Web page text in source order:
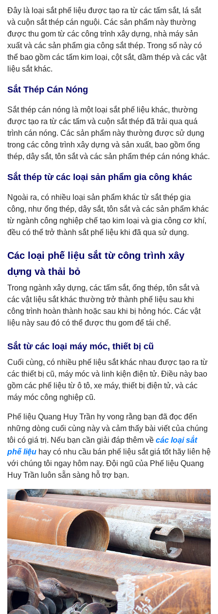
Đây là loại sắt phế liệu được tạo ra từ các tấm sắt, lá sắt
và cuộn sắt thép cán nguội. Các sản phẩm này thường
được thu gom từ các công trình xây dựng, nhà máy sản
xuất và các sản phẩm gia công sắt thép. Trong số này có
thể bao gồm các tấm kim loại, cột sắt, dầm thép và các vật
liệu sắt khác.
Sắt Thép Cán Nóng
Sắt thép cán nóng là một loại sắt phế liệu khác, thường
được tạo ra từ các tấm và cuộn sắt thép đã trải qua quá
trình cán nóng. Các sản phẩm này thường được sử dụng
trong các công trình xây dựng và sản xuất, bao gồm ống
thép, dây sắt, tôn sắt và các sản phẩm thép cán nóng khác.
Sắt thép từ các loại sản phẩm gia công khác
Ngoài ra, có nhiều loại sản phẩm khác từ sắt thép gia
công, như ống thép, dây sắt, tôn sắt và các sản phẩm khác
từ ngành công nghiệp chế tạo kim loại và gia công cơ khí,
đều có thể trở thành sắt phế liệu khi đã qua sử dụng.
Các loại phế liệu sắt từ công trình xây
dựng và thải bỏ
Trong ngành xây dựng, các tấm sắt, ống thép, tôn sắt và
các vật liệu sắt khác thường trở thành phế liệu sau khi
công trình hoàn thành hoặc sau khi bị hỏng hóc. Các vật
liệu này sau đó có thể được thu gom để tái chế.
Sắt từ các loại máy móc, thiết bị cũ
Cuối cùng, có nhiều phế liệu sắt khác nhau được tạo ra từ
các thiết bị cũ, máy móc và linh kiện điện tử. Điều này bao
gồm các phế liệu từ ô tô, xe máy, thiết bị điện tử, và các
máy móc công nghiệp cũ.
Phế liệu Quang Huy Trần hy vong rằng bạn đã đọc đến
những dòng cuối cùng này và cảm thấy bài viết của chúng
tôi có giá trị. Nếu bạn cần giải đáp thêm về các loại sắt
phế liệu hay có nhu cầu bán phế liệu sắt giá tốt hãy liên hệ
với chúng tôi ngay hôm nay. Đội ngũ của Phế liệu Quang
Huy Trần luôn sẵn sàng hỗ trợ bạn.